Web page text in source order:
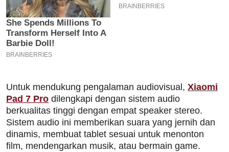
Untuk mendukung pengalaman audiovisual, Xiaomi
Pad 7 Pro dilengkapi dengan sistem audio
berkualitas tinggi dengan empat speaker stereo.
Sistem audio ini memberikan suara yang jernih dan
dinamis, membuat tablet sesuai untuk menonton
film, mendengarkan musik, atau bermain game.